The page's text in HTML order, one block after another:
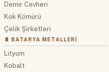
Demir Cevheri
Kok Kömürü
Çelik Şirketleri
🔋 BATARYA METALLERI
Lityum
Kobalt